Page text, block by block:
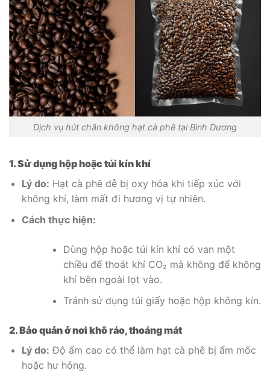
Dịch vụ hút chân không hạt cà phê tại Bình Dương
1. Sử dụng hộp hoặc túi kín khí
Lý do: Hạt cà phê dễ bị oxy hóa khi tiếp xúc với
không khí, làm mất đi hương vị tự nhiên.
Cách thực hiện:
Dùng hộp hoặc túi kín khí có van một
chiều để thoát khí CO₂ mà không để không
khí bên ngoài lọt vào.
Tránh sử dụng túi giấy hoặc hộp không kín.
2. Bảo quản ở nơi khô ráo, thoáng mát
Lý do: Độ ẩm cao có thể làm hạt cà phê bị ẩm mốc
hoặc hư hỏng.